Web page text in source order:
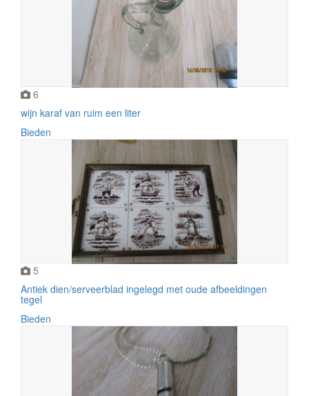
6
wijn karaf van ruim een liter
Bieden
5
Antiek dien/serveerblad ingelegd met oude afbeeldingen
tegel
Bieden